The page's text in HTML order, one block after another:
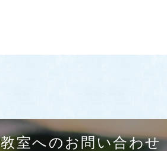
室へのお問い合わせ